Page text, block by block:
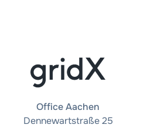
Office Aachen
Dennewartstraße 25